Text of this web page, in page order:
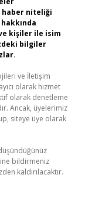
haber niteliği
kişiler ile isim
bilgiler
ve İletişim
olarak hizmet
olarak denetleme
Ancak, üyelerimiz
siteye üye olarak
bildirmeniz
kaldırılacaktır.